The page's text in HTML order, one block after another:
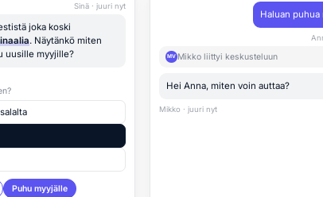
Sinä · juuri nyt
joka koski
. Näytänkö miten
uusille myyjille?
Puhu myyjälle
Haluan puhua
MV Mikko liittyi keskusteluun
Hei Anna, miten voin auttaa?
Mikko · juuri nyt